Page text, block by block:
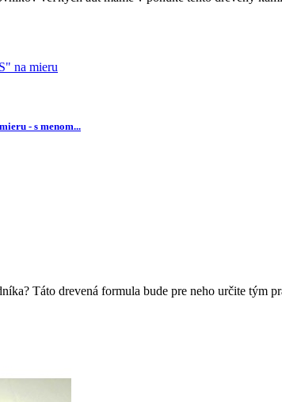
- s menom...
Táto drevená formula bude pre neho určite tým